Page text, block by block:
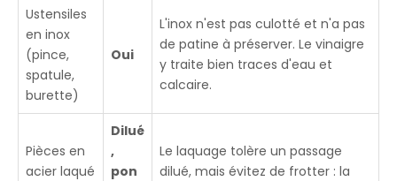
Ustensiles
en inox
(pince,
spatule,
burette)
Oui
L'inox n'est pas culotté et n'a pas
de patine à préserver. Le vinaigre
y traite bien traces d'eau et
calcaire.
Pièces en
acier laqué
Dilué
,
pon
Le laquage tolère un passage
dilué, mais évitez de frotter : la